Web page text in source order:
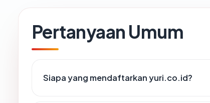
Pertanyaan Umum
Siapa yang mendaftarkan yuri.co.id?